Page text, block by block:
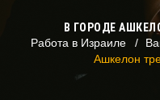
В ГОРОДE
Работа в Израиле
Ашкелон